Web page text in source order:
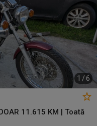
1 /6
11.615 KM | Toată